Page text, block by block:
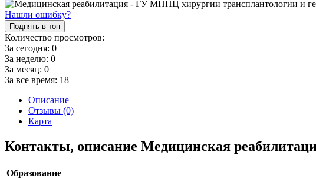
Нашли ошибку?
Поднять в топ
Количество просмотров:
За сегодня: 0
За неделю: 0
За месяц: 0
За все время: 18
Описание
Отзывы (0)
Карта
Контакты, описание Медицинская
Образование